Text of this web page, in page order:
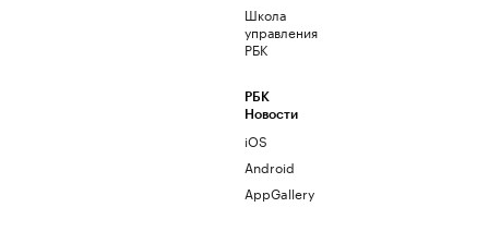
Школа
управления
РБК
РБК
Новости
iOS
Android
AppGallery